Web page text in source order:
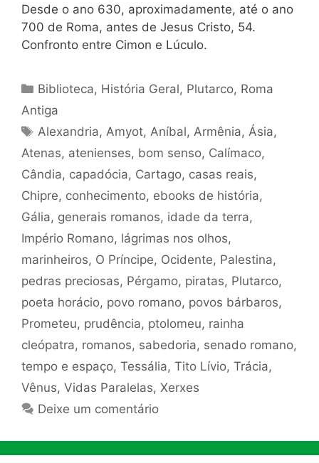
Desde o ano 630, aproximadamente, até o ano
700 de Roma, antes de Jesus Cristo, 54.
Confronto entre Cimon e Lúculo.
Categorias
Biblioteca, História Geral, Plutarco, Roma
Antiga
Tags
Alexandria,Amyot,Aníbal,Armênia,Ásia,
Atenas, atenienses, bom senso, Calímaco,
Cândia, capadócia, Cartago, casas reais,
Chipre, conhecimento, ebooks de história,
Gália, generais romanos, idade da terra,
Império Romano, lágrimas nos olhos,
marinheiros, O Príncipe, Ocidente, Palestina,
pedras preciosas, Pérgamo, piratas, Plutarco,
poeta horácio, povo romano, povos bárbaros,
Prometeu, prudência, ptolomeu, rainha
cleópatra, romanos, sabedoria, senado romano,
tempo e espaço, Tessália, Tito Lívio, Trácia,
Vênus, Vidas Paralelas, Xerxes
Deixe um comentário